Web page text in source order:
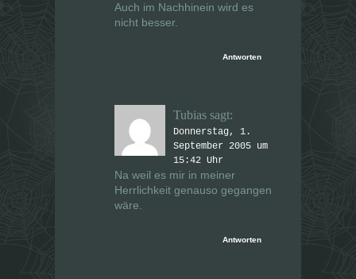
Auch im Nachhinein wird es
nicht besser.
Antworten
Tubias sagt:
Donnerstag, 1.
September 2005 um
15:42 Uhr
Na weil es mir in meiner
Herrlichkeit genauso gegangen
wäre.
Antworten